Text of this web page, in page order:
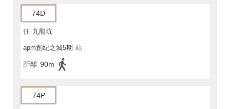
74D
往 九龍坑
apm創紀之城5期 站
距離 90m
74P